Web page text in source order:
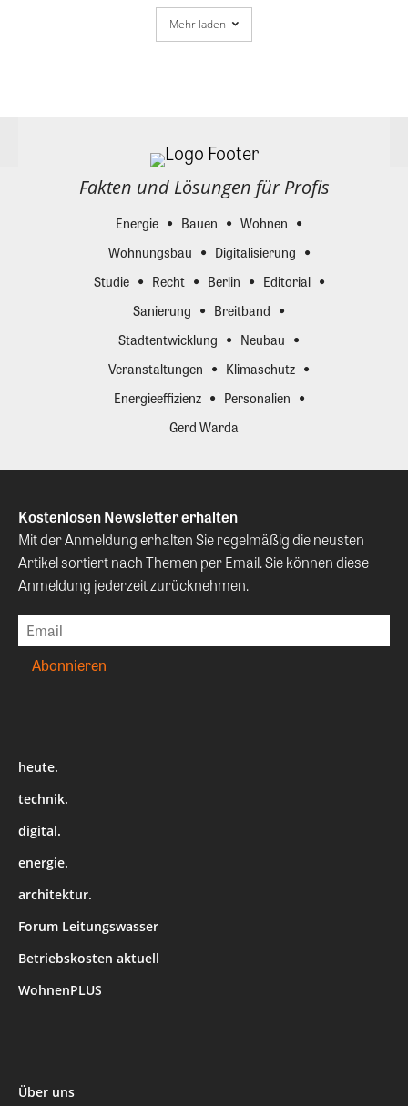
Mehr laden
Fakten und Lösungen für Profis
Energie Bauen
Wohnen
Wohnungsbau
Digitalisierung
Studie
Recht Berlin
Editorial
Sanierung
Breitband
Stadtentwicklung
Neubau
Veranstaltungen
Klimaschutz
Energieeffizienz
Personalien
Gerd Warda
Kostenlosen Newsletter erhalten
Mit der Anmeldung erhalten Sie regelmäßig die neusten
Artikel sortiert nach Themen per Email. Sie können diese
Anmeldung jederzeit zurücknehmen.
heute.
technik.
digital.
energie.
architektur.
Forum Leitungswasser
Betriebskosten aktuell
WohnenPLUS
Über uns